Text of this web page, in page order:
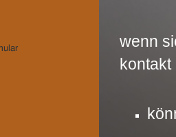
wenn
kontakt